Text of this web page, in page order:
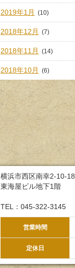
2019年1月 (10)
2018年12月 (7)
2018年11月 (14)
2018年10月 (6)
横浜市西区南幸2-10-18
東海屋ビル地下1階
TEL：045-322-3145
営業時間
定休日